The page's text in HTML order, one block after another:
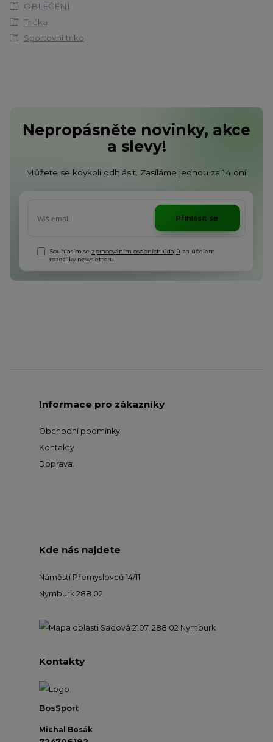
OBLEČENÍ
Trička
Sportovní triko
Nepropásněte novinky, akce
a slevy!
Můžete se kdykoli odhlásit. Zasíláme jednou za 14 dní.
Přihlásit se
Souhlasím se zpracováním osobních údajů za účelem
rozesílky newsletteru.
Informace pro zákazníky
Obchodní podmínky
Kontakty
Doprava.
Kde nás najdete
Náměstí Přemyslovců 14/11
Nymburk 288 02
Kontakty
BosSport
Michal Bosák